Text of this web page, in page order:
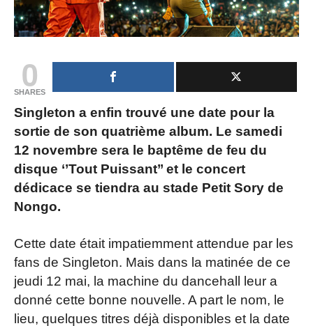
0
SHARES
Singleton a enfin trouvé une date pour la
sortie de son quatrième album. Le samedi
12 novembre sera le baptême de feu du
disque ‘’Tout Puissant’’ et le concert
dédicace se tiendra au stade Petit Sory de
Nongo.
Cette date était impatiemment attendue par les
fans de Singleton. Mais dans la matinée de ce
jeudi 12 mai, la machine du dancehall leur a
donné cette bonne nouvelle. A part le nom, le
lieu, quelques titres déjà disponibles et la date